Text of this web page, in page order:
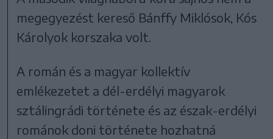
megegyezést kereső Bánffy Miklósok, Kós
Károlyok korszaka volt.
A román és a magyar kollektív
emlékezetet a dél-erdélyi magyarok
sztálingrádi története és az észak-erdélyi
románok doni története hozhatná